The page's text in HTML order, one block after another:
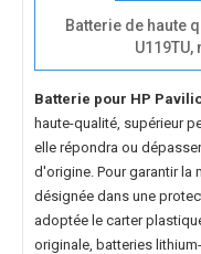
Batterie de haute
Batterie pour HP
haute-qualité, supérieur
elle répondra ou
d'origine. Pour garantir la
désignée dans une
adoptée le carter
originale, batteries